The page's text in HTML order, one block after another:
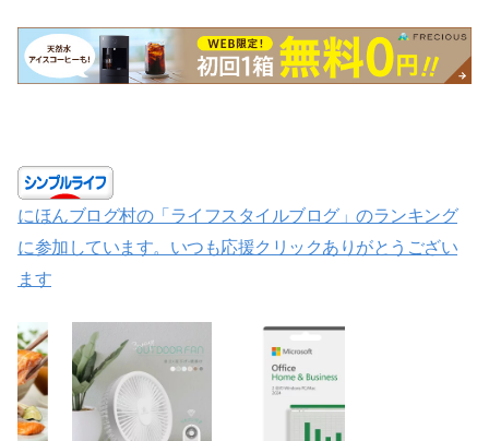
にほんブログ村の「ライフスタイルブログ」のランキング
に参加しています。いつも応援クリックありがとうござい
ます